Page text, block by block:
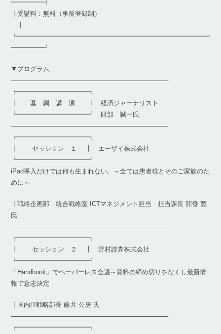
━━━━━┫
┃受講料：無料（事前登録制）
┗━━━━━━━━━━━━━━━━━━━━━━━━━━━━━━
━━━━━┛
▼プログラム
————————————————————————–
┏━━━━━━━━━━━┓
┃ 基 調 講 演 ┃ 経済ジャーナリスト
┗━━━━━━━━━━━┛ 財部 誠一氏
————————————————————————–
┏━━━━━━━━━━━┓
┃ セッション １ ┃ エーザイ株式会社
┗━━━━━━━━━━━┛
iPad導入だけでは何も生まれない。～全ては患者様とそのご家族のた
めに～
┃戦略企画部 統合戦略室 ICTマネジメント担当 担当課長 開發 寛
氏
————————————————————————–
┏━━━━━━━━━━━┓
┃ セッション ２ ┃ 野村證券株式会社
┗━━━━━━━━━━━┛
「Handbook」でペーパーレス会議～資料の締め切りをなくし最新情
報で意志決定
┃国内IT戦略部長 藤井 公房 氏
————————————————————————–
┏━━━━━━━━━━━┓